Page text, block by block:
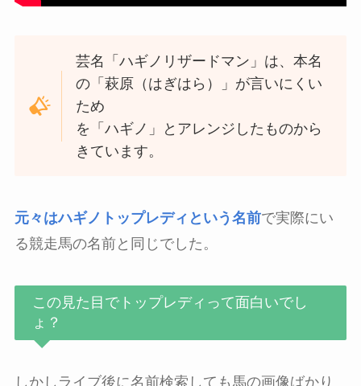
芸名「ハギノリザードマン」は、本名
の「萩原（はぎはら）」が言いにくい
ため
を「ハギノ」とアレンジしたものから
きています。
元々はハギノトップレディという名前で実際にい
る競走馬の名前と同じでした。
この見た目でトップレディって面白いでし
ょ？
しかしライブ後に名前検索しても馬の画像ばかり